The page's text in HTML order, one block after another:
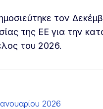
τον
της ΕΕ για την
του 2026.
2026